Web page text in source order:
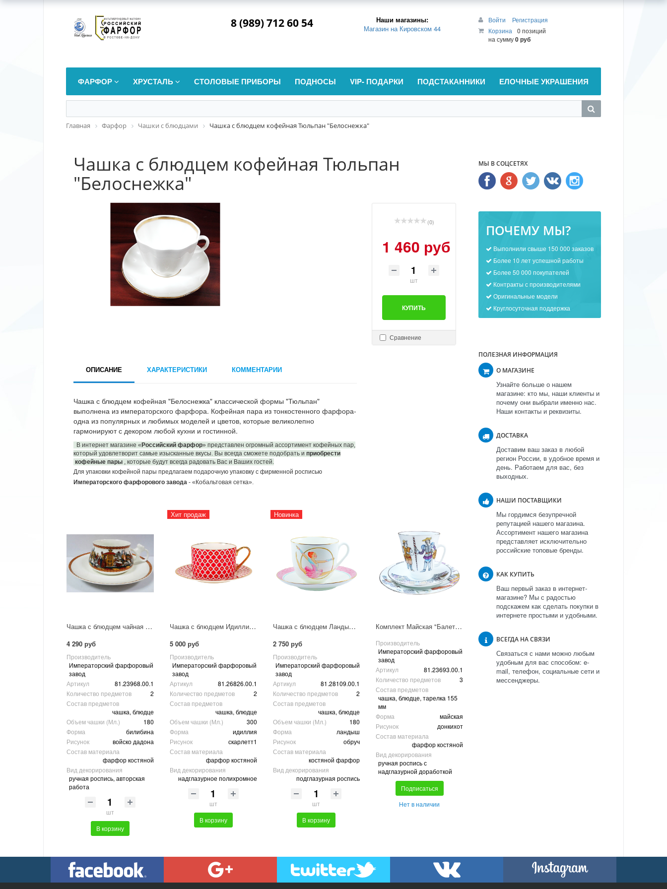
8 (989) 712 60 54
Наши магазины:
Магазин на Кировском 44
Войти
Регистрация
Корзина
0 позиций
на сумму0 руб
ФАРФОР ХРУСТАЛЬ СТОЛОВЫЕ ПРИБОРЫ ПОДНОСЫ VIP- ПОДАРКИ ПОДСТАКАННИКИ ЕЛОЧНЫЕ УКРАШЕНИЯ
Главная Фарфор Чашки с блюдцами Чашка с блюдцем кофейная Тюльпан "Белоснежка"
Чашка с блюдцем кофейная Тюльпан
"Белоснежка"
(0)
1 460 руб
шт
КУПИТЬ
Сравнение
ОПИСАНИЕ ХАРАКТЕРИСТИКИ КОММЕНТАРИИ
Чашка с блюдцем кофейная "Белоснежка" классической формы "Тюльпан"
выполнена из императорского фарфора. Кофейная пара из тонкостенного фарфора-
одна из популярных и любимых моделей и цветов, которые великолепно
гармонируют с декором любой кухни и гостинной.
В интернет магазине « Российский фарфор» представлен огромный ассортимент кофейных пар,
который удовлетворит самые изысканные вкусы. Вы всегда сможете подобрать и приобрести
кофейные пары , которые будут всегда радовать Вас и Ваших гостей.
Для упаковки кофейной пары предлагаем подарочную упаковку с фирменной росписью
Императорского фарфорового завода - «Кобальтовая сетка».
Чашка с блюдцем чайная Билибина "Войско Дадона"
4 290 руб
Производитель
Императорский фарфоровый
завод
Артикул
81.23968.00.1
Количество предметов
2
Состав предметов
чашка, блюдце
Объем чашки (Мл.)
180
Форма
билибина
Рисунок
войско дадона
Состав материала
фарфор костяной
Вид декорирования
ручная роспись, авторская
работа
шт
В корзину
Хит продаж
Чашка с блюдцем Идиллия "Скарлетт 1"
5 000 руб
Производитель
Императорский фарфоровый
завод
Артикул
81.26826.00.1
Количество предметов
2
Состав предметов
чашка, блюдце
Объем чашки (Мл.)
300
Форма
идиллия
Рисунок
скарлетт1
Состав материала
фарфор костяной
Вид декорирования
надглазурное полихромное
шт
В корзину
Новинка
Чашка с блюдцем Ландыш "Обруч"
2 750 руб
Производитель
Императорский фарфоровый
завод
Артикул
81.28109.00.1
Количество предметов
2
Состав предметов
чашка, блюдце
Объем чашки (Мл.)
180
Форма
ландыш
Рисунок
обруч
Состав материала
костяной фарфор
Вид декорирования
подглазурная роспись
шт
В корзину
Комплект Майская "Балет Дон Кихот" (из 3-х предметов)
Производитель
Императорский фарфоровый
завод
Артикул
81.23693.00.1
Количество предметов
3
Состав предметов
чашка, блюдце, тарелка 155
мм
Форма
майская
Рисунок
донкихот
Состав материала
фарфор костяной
Вид декорирования
ручная роспись с
надглазурной доработкой
Подписаться
Нет в наличии
МЫ В СОЦСЕТЯХ
ПОЧЕМУ МЫ?
Выполнили свыше 150 000 заказов
Более 10 лет успешной работы
Более 50 000 покупателей
Контракты с производителями
Оригинальные модели
Круглосуточная поддержка
ПОЛЕЗНАЯ ИНФОРМАЦИЯ
О МАГАЗИНЕ
Узнайте больше о нашем
магазине: кто мы, наши клиенты и
почему они выбрали именно нас.
Наши контакты и реквизиты.
ДОСТАВКА
Доставим ваш заказ в любой
регион России, в удобное время и
день. Работаем для вас, без
выходных.
НАШИ ПОСТАВЩИКИ
Мы гордимся безупречной
репутацией нашего магазина.
Ассортимент нашего магазина
представляет исключительно
российские топовые бренды.
КАК КУПИТЬ
Ваш первый заказ в интернет-
магазине? Мы с радостью
подскажем как сделать покупки в
интернете простыми и удобными.
ВСЕГДА НА СВЯЗИ
Связаться с нами можно любым
удобным для вас способом: e-
mail, телефон, социальные сети и
мессенджеры.